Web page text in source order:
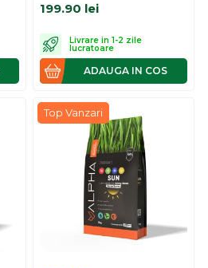
199.90 lei
Livrare in 1-2 zile
lucratoare
ADAUGA IN COS
Top Vanzari